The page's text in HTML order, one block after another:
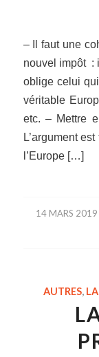
– Il faut une
nouvel impôt :
oblige celui
véritable
etc. – Mettre
L’argument
l’Europe […]
14 MARS 2019
/
AUTRES,